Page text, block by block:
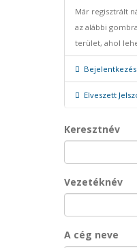
Már regisztrált
az alábbi
terület, ahol
Bejelentkezés
Elveszett
Keresztnév
Vezetéknév
A cég neve